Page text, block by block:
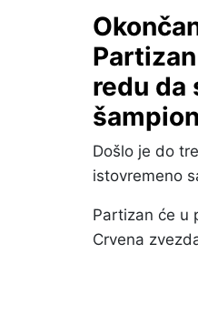
redu da
Došlo je do
istovremeno
Partizan će u
Crvena